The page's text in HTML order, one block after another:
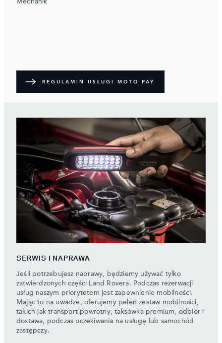
Mechanik
REGULAMIN USŁUGI MOTO PAY
SERWIS I NAPRAWA
Jeśli potrzebujesz naprawy, będziemy używać tylko
zatwierdzonych części Land Rovera. Podczas rezerwacji
usług naszym priorytetem jest zapewnienie mobilności.
Mając to na uwadze, oferujemy pełen zestaw mobilności,
takich jak transport powrotny, taksówka premium, odbiór i
dostawa, podczas oczekiwania na usługę lub samochód
zastępczy.